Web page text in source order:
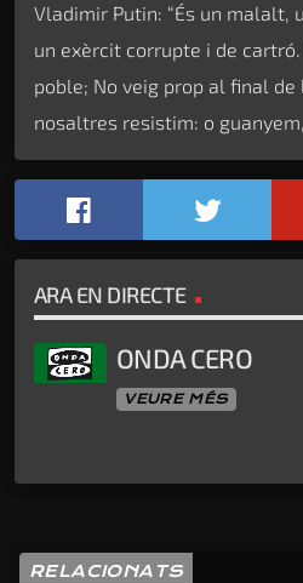
Vladimir Putin: “És un malalt,
un exèrcit corrupte i de
poble; No veig prop al final de
nosaltres resistim: o
ARA EN DIRECTE
ONDA CERO
VEURE MÉS
RELACIONATS